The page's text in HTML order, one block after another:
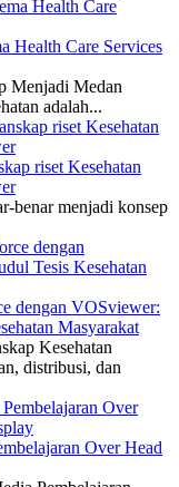
Health Care Services
Menjadi Medan
adalah...
riset Kesehatan
benar menjadi konsep
dengan VOSviewer:
Masyarakat
Kesehatan
distribusi, dan
Over Head